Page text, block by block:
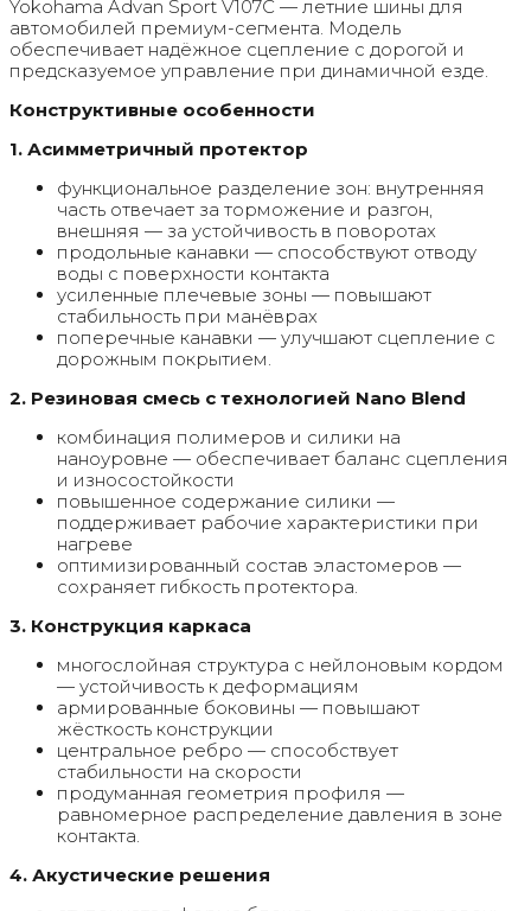
Yokohama Advan Sport V107C — летние шины для
автомобилей премиум-сегмента. Модель
обеспечивает надёжное сцепление с дорогой и
предсказуемое управление при динамичной езде.
Конструктивные особенности
1. Асимметричный протектор
функциональное разделение зон: внутренняя
часть отвечает за торможение и разгон,
внешняя — за устойчивость в поворотах
продольные канавки — способствуют отводу
воды с поверхности контакта
усиленные плечевые зоны — повышают
стабильность при манёврах
поперечные канавки — улучшают сцепление с
дорожным покрытием.
2. Резиновая смесь с технологией Nano Blend
комбинация полимеров и силики на
наноуровне — обеспечивает баланс сцепления
и износостойкости
повышенное содержание силики —
поддерживает рабочие характеристики при
нагреве
оптимизированный состав эластомеров —
сохраняет гибкость протектора.
3. Конструкция каркаса
многослойная структура с нейлоновым кордом
— устойчивость к деформациям
армированные боковины — повышают
жёсткость конструкции
центральное ребро — способствует
стабильности на скорости
продуманная геометрия профиля —
равномерное распределение давления в зоне
контакта.
4. Акустические решения